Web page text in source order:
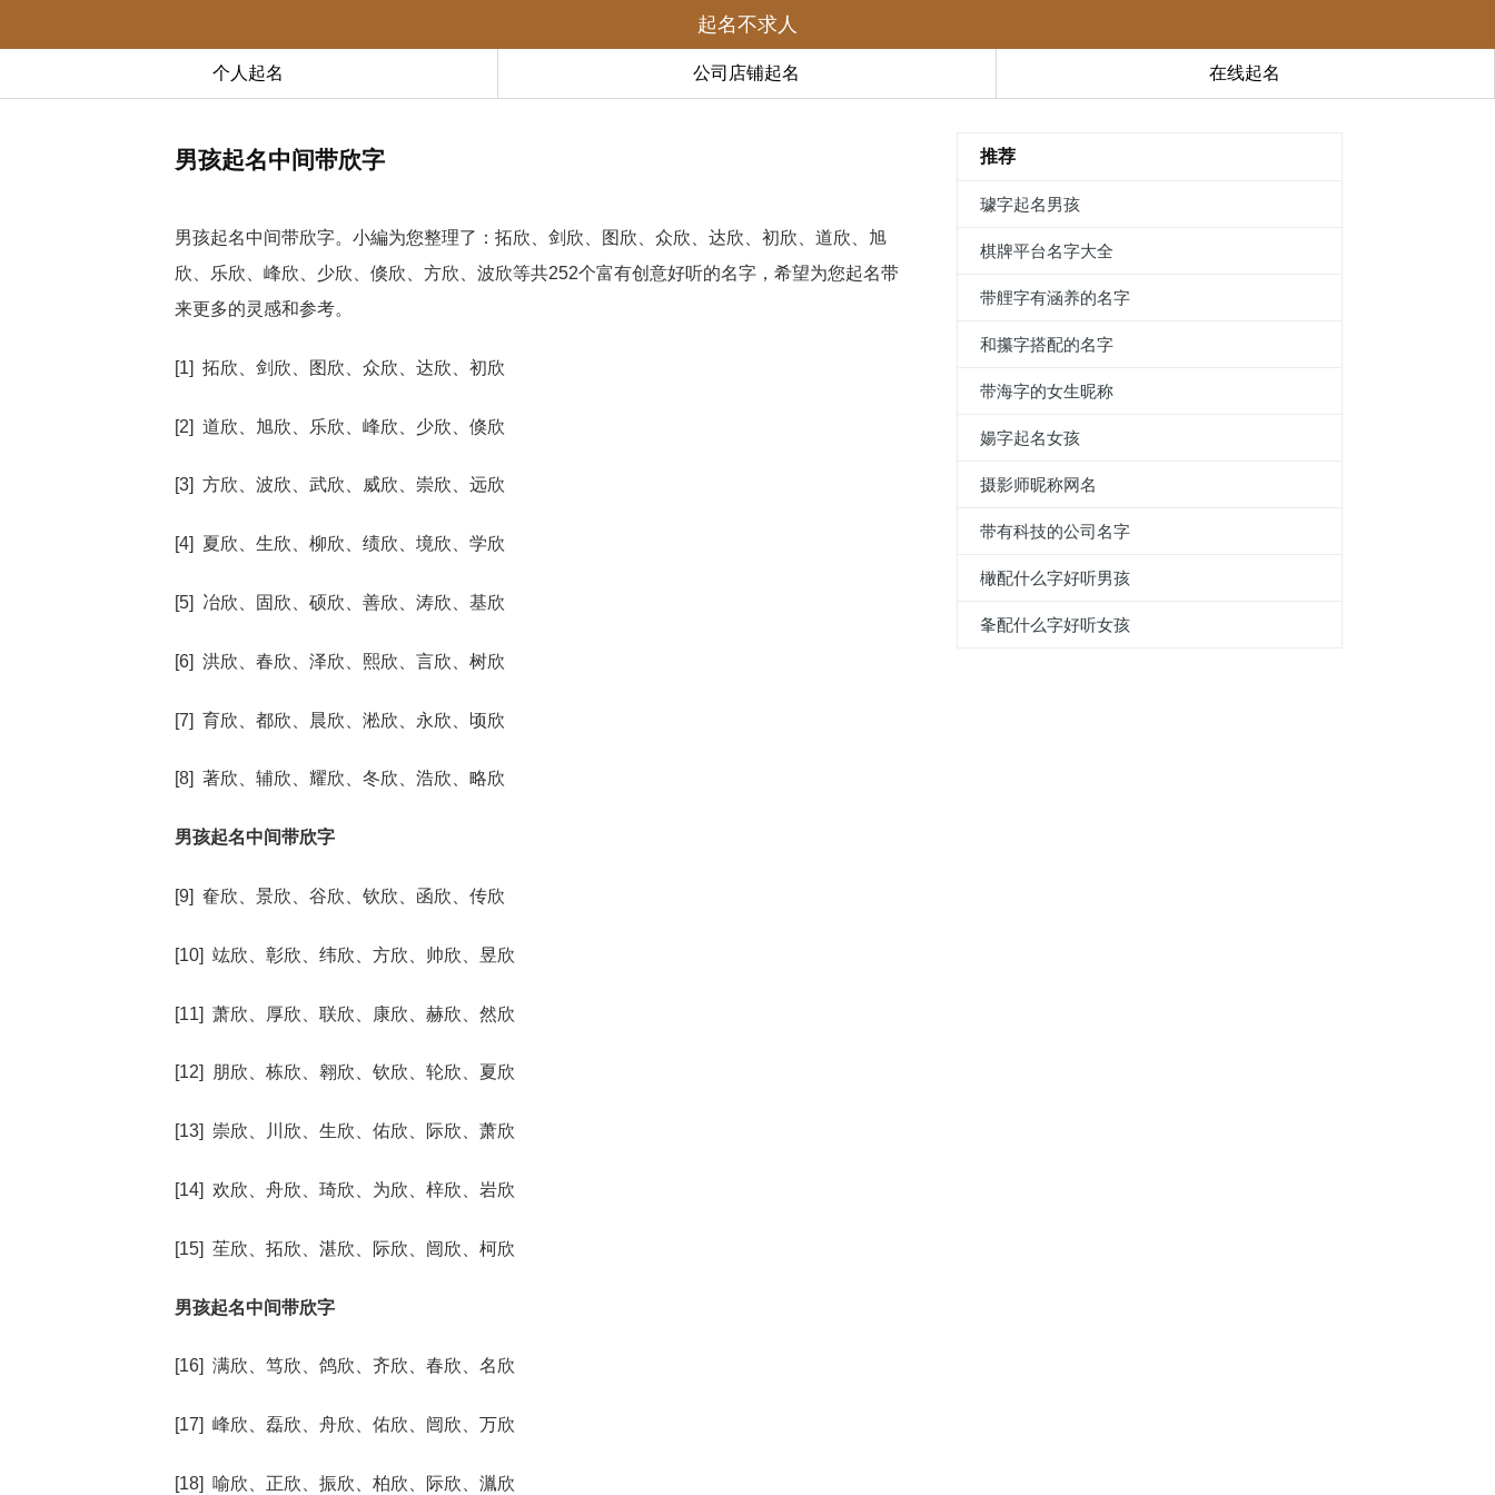
起名不求人
个人起名 公司店铺起名 在线起名
男孩起名中间带欣字
男孩起名中间带欣字。小編为您整理了：拓欣、剑欣、图欣、众欣、达欣、初欣、道欣、旭
欣、乐欣、峰欣、少欣、倏欣、方欣、波欣等共252个富有创意好听的名字，希望为您起名带
来更多的灵感和参考。
[1] 拓欣、剑欣、图欣、众欣、达欣、初欣
[2] 道欣、旭欣、乐欣、峰欣、少欣、倏欣
[3] 方欣、波欣、武欣、威欣、崇欣、远欣
[4] 夏欣、生欣、柳欣、绩欣、境欣、学欣
[5] 冶欣、固欣、硕欣、善欣、涛欣、基欣
[6] 洪欣、春欣、泽欣、熙欣、言欣、树欣
[7] 育欣、都欣、晨欣、淞欣、永欣、顷欣
[8] 著欣、辅欣、耀欣、冬欣、浩欣、略欣
男孩起名中间带欣字
[9] 奞欣、景欣、谷欣、钦欣、函欣、传欣
[10] 竑欣、彰欣、纬欣、方欣、帅欣、昱欣
[11] 萧欣、厚欣、联欣、康欣、赫欣、然欣
[12] 朋欣、栋欣、翱欣、钦欣、轮欣、夏欣
[13] 崇欣、川欣、生欣、佑欣、际欣、萧欣
[14] 欢欣、舟欣、琦欣、为欣、梓欣、岩欣
[15] 苼欣、拓欣、湛欣、际欣、闿欣、柯欣
男孩起名中间带欣字
[16] 满欣、笃欣、鸽欣、齐欣、春欣、名欣
[17] 峰欣、磊欣、舟欣、佑欣、闿欣、万欣
[18] 喻欣、正欣、振欣、柏欣、际欣、湚欣
推荐
璩字起名男孩
棋牌平台名字大全
带艃字有涵养的名字
和攥字搭配的名字
带海字的女生昵称
婸字起名女孩
摄影师昵称网名
带有科技的公司名字
橄配什么字好听男孩
夆配什么字好听女孩